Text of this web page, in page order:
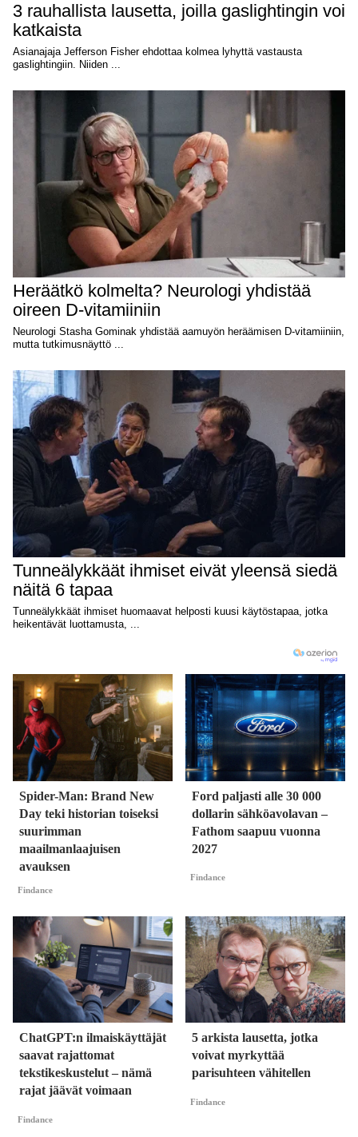
Spider-Man: Brand New
Day teki historian toiseksi
suurimman
maailmanlaajuisen
avauksen
Findance
Ford paljasti alle 30 000
dollarin sähköavolavan –
Fathom saapuu vuonna
2027
Findance
ChatGPT:n ilmaiskäyttäjät
saavat rajattomat
tekstikeskustelut – nämä
rajat jäävät voimaan
Findance
5 arkista lausetta, jotka
voivat myrkyttää
parisuhteen vähitellen
Findance